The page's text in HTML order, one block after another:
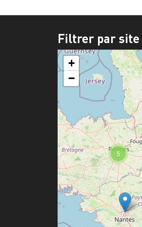
Filtrer par site
5
+
−